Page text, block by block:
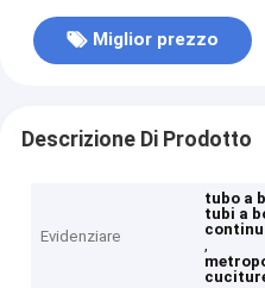
Miglior prezzo
Descrizione Di Prodotto
Evidenziare
tubo a
tubi a
,